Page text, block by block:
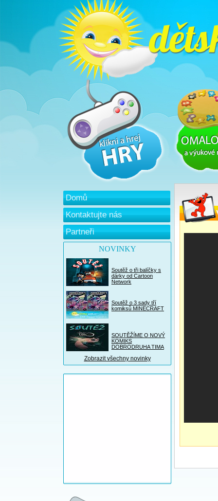
Domů
Kontaktujte nás
Partneři
NOVINKY
Soutěž o tři balíčky s
dárky od Cartoon
Network
Soutěž o 3 sady tří
komiksů MINECRAFT
SOUTĚŽÍME O NOVÝ
KOMIKS
DOBRODRUHA TIMA
Zobrazit všechny novinky